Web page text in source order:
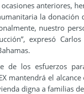
anteriores,
la donación
nuestro
expresó
de los esfuerzos
mantendrá el
digna a familias